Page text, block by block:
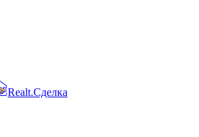
Realt.Сделка